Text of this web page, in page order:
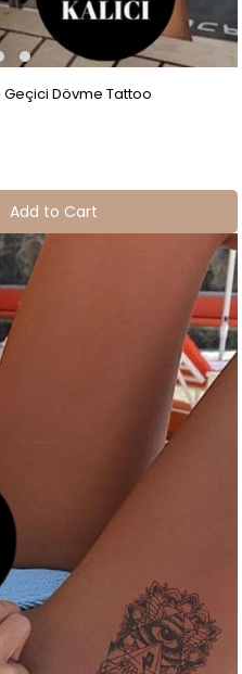
Geçici Dövme Tattoo
Add to Cart